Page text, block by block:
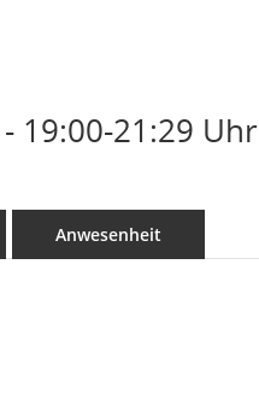
19:00-21:29 Uhr
Anwesenheit